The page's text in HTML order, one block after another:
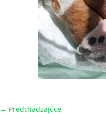
← Predchádzajúce